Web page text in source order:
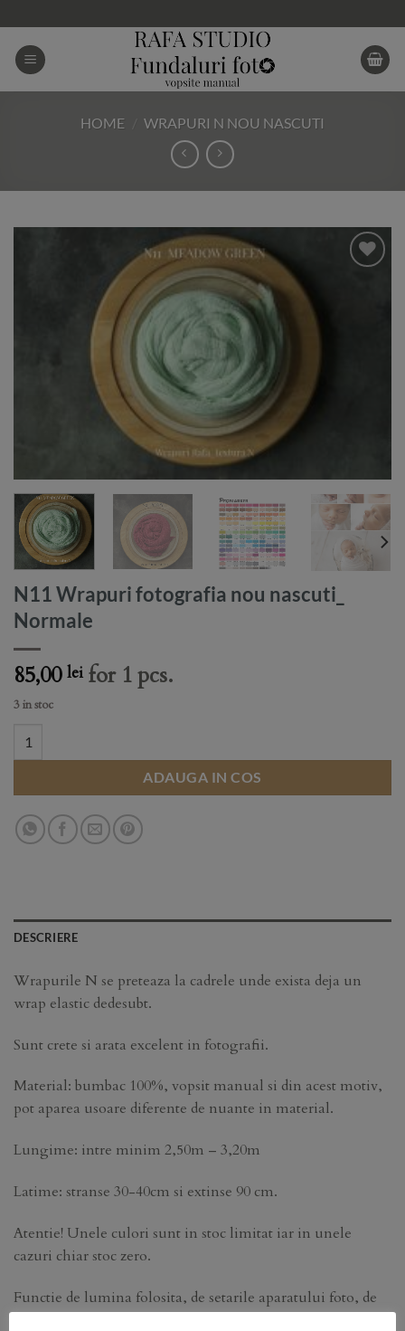
to
content
HOME WRAPURI N NOU NASCUTI
N11 Wrapuri fotografia nou nascuti_
Normale
85,00 lei for 1 pcs.
3 in stoc
ADAUGA IN COS
DESCRIERE
Wrapurile N se preteaza la cadrele unde exista deja un
wrap elastic dedesubt.
Sunt crete si arata excelent in fotografii.
Material: bumbac 100%, vopsit manual si din acest motiv,
pot aparea usoare diferente de nuante in material.
Lungime: intre minim 2,50m – 3,20m
Latime: stranse 30-40cm si extinse 90 cm.
Atentie! Unele culori sunt in stoc limitat iar in unele
cazuri chiar stoc zero.
Functie de lumina folosita, de setarile aparatului foto, de